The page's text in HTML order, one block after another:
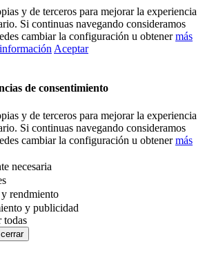
y de terceros para mejorar la experiencia
Si continuas navegando consideramos
cambiar la configuración u obtenermás
Aceptar
de consentimiento
y de terceros para mejorar la experiencia
Si continuas navegando consideramos
cambiar la configuración u obtenermás
necesaria
rendmiento
y publicidad
todas